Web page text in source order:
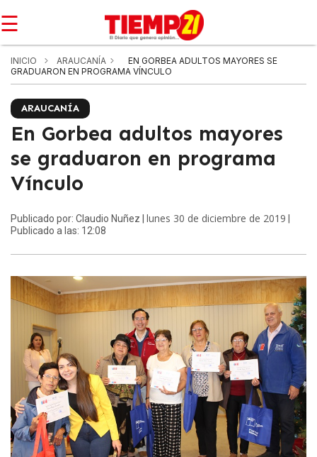
☰
INICIO ARAUCANÍA
EN GORBEA ADULTOS MAYORES SE
GRADUARON EN PROGRAMA VÍNCULO
ARAUCANÍA
En Gorbea adultos mayores
se graduaron en programa
Vínculo
Publicado por: Claudio Nuñez | lunes 30 de diciembre de 2019
Publicado a las: 12:08